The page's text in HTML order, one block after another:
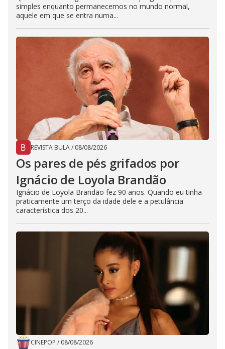
simples enquanto permanecemos no mundo normal,
aquele em que se entra numa...
REVISTA BULA/ 08/08/2026
Os pares de pés grifados por
Ignácio de Loyola Brandão
Ignácio de Loyola Brandão fez 90 anos. Quando eu tinha
praticamente um terço da idade dele e a petulância
característica dos 20...
CINEPOP / 08/08/2026